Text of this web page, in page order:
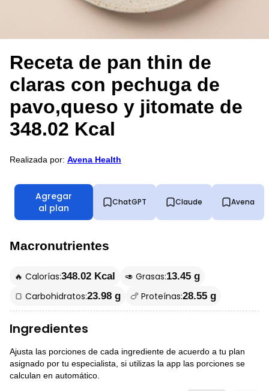
Receta de pan thin de
claras con pechuga de
pavo,queso y jitomate de
348.02 Kcal
Realizada por: Avena Health
Agregar
al plan
ChatGPT Claude Avena
Macronutrientes
🔥 Calorías:348.02 Kcal 🥑 Grasas:13.45 g
🍞 Carbohidratos:23.98 g 🍗 Proteínas:28.55 g
Ingredientes
Ajusta las porciones de cada ingrediente de acuerdo a tu plan
asignado por tu especialista, si utilizas la app las porciones se
calculan en automático.